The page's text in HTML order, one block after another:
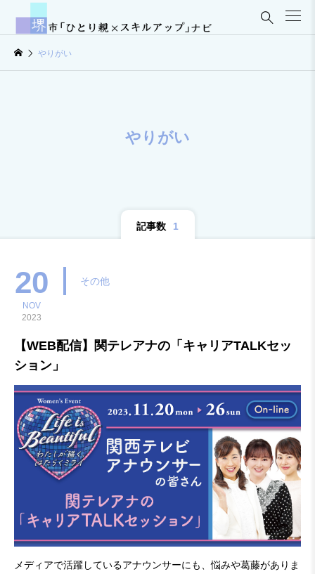

やりがい
やりがい
記事数 1
20
NOV
2023
その他
【WEB配信】関テレアナの「キャリアTALKセッ
ション」
メディアで活躍しているアナウンサーにも、悩みや葛藤がありま